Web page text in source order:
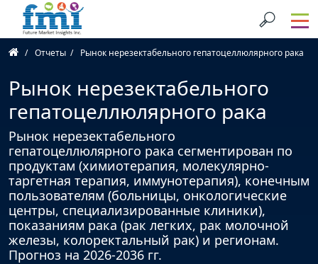
Отчеты Рынок нерезектабельного гепатоцеллюлярного рака
Рынок нерезектабельного
гепатоцеллюлярного рака
Рынок нерезектабельного
гепатоцеллюлярного рака сегментирован по
продуктам (химиотерапия, молекулярно-
таргетная терапия, иммунотерапия), конечным
пользователям (больницы, онкологические
центры, специализированные клиники),
показаниям рака (рак легких, рак молочной
железы, колоректальный рак) и регионам.
Прогноз на 2026-2036 гг.